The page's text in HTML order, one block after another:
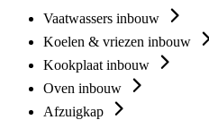
Vaatwassers inbouw
Koelen & vriezen inbouw
Kookplaat inbouw
Oven inbouw
Afzuigkap